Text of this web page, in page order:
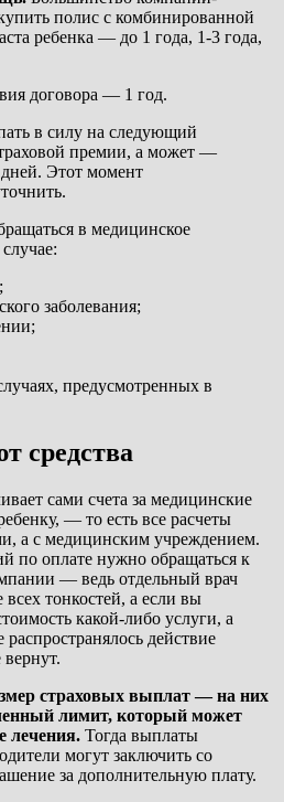
полис с комбинированной
ребенка — до 1 года, 1-3 года,
договора — 1 год.
в силу на следующий
премии, а может —
дней. Этот момент
в медицинское
заболевания;
предусмотренных в
средства
сами счета за медицинские
— то есть все расчеты
а с медицинским учреждением.
по оплате нужно обращаться к
— ведь отдельный врач
всех тонкостей, а если вы
какой-либо услуги, а
действие
вернут.
страховых выплат — на них
лимит, который может
лечения. Тогда выплаты
могут заключить со
за дополнительную плату.